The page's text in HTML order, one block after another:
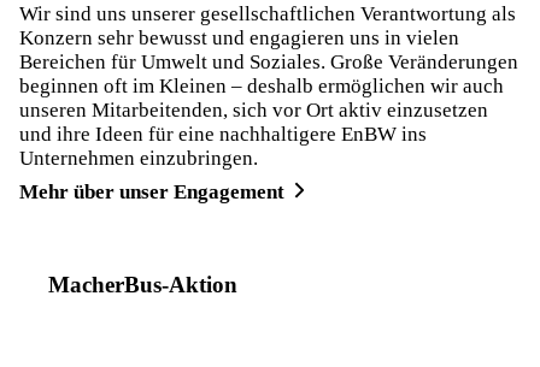
Wir sind uns unserer gesellschaftlichen Verantwortung als
Konzern sehr bewusst und engagieren uns in vielen
Bereichen für Umwelt und Soziales. Große Veränderungen
beginnen oft im Kleinen – deshalb ermöglichen wir auch
unseren Mitarbeitenden, sich vor Ort aktiv einzusetzen
und ihre Ideen für eine nachhaltigere EnBW ins
Unternehmen einzubringen.
Mehr über unser Engagement
MacherBus-Aktion